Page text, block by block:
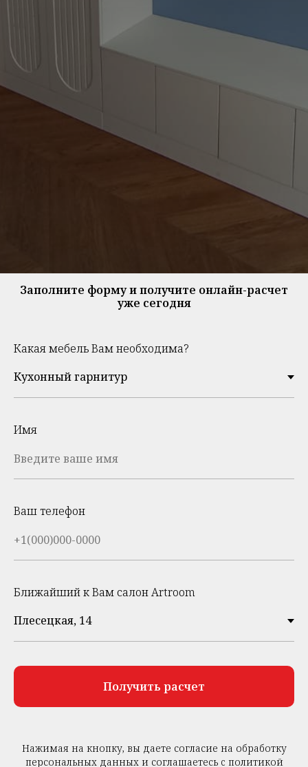
Заполните форму и получите онлайн-расчет
уже сегодня
Какая мебель Вам необходима?
Имя
Ваш телефон
Ближайший к Вам салон Artroom
Получить расчет
Нажимая на кнопку, вы даете согласие на обработку
персональных данных и соглашаетесь c политикой